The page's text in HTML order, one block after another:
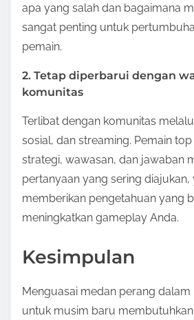
apa yang salah dan bagaimana
sangat penting untuk
pemain.
2. Tetap diperbarui dengan
komunitas
Terlibat dengan komunitas
sosial, dan streaming. Pemain
strategi, wawasan, dan jawaban
pertanyaan yang sering
memberikan pengetahuan yang
meningkatkan gameplay Anda.
Kesimpulan
Menguasai medan perang
untuk musim baru